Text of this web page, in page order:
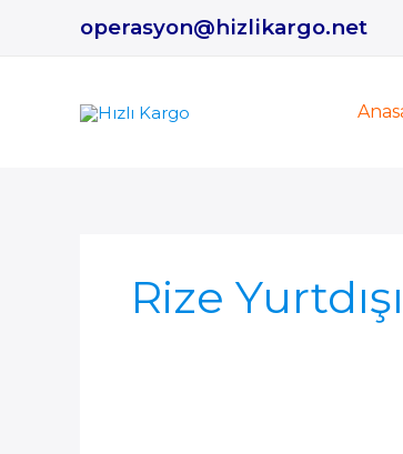
operasyon@hizlikargo.net
Rize